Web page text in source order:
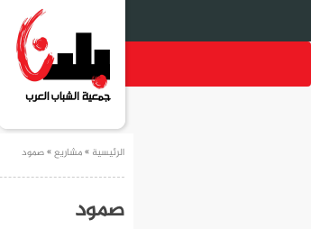
الرئيسية »مشاريع» صمود
صمود